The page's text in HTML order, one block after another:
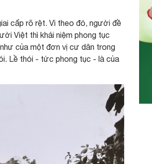
cấp rõ rệt. Vì theo đó, người đề
Việt thì khái niệm phong tục
của một đơn vị cư dân trong
Lề thói - tức phong tục - là của